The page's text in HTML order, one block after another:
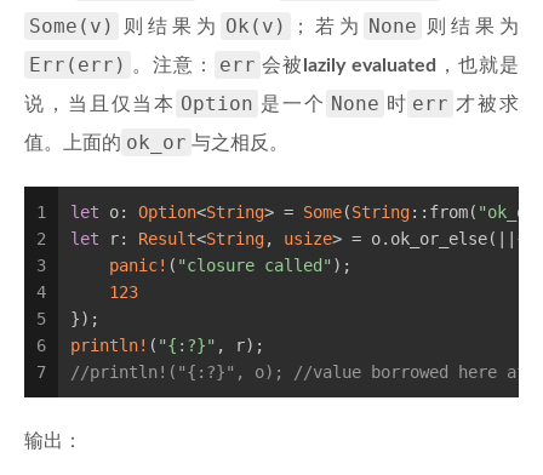
Some(v) 则结果为 Ok(v) ；若为 None 则结果为
Err(err) 。注意： err 会被 lazily evaluated
，也就是
说，当且仅当本 Option 是一个 None 时 err 才被求
值。上面的 ok_or 与之相反。
1
2
3
4
5
6
7
let o: Option<String> = Some(String::from(
let r: Result<String, usize> = o.ok_or_else(||{
panic! ( "closure called" );
123
});
println! ( "{:?}" , r);
//println!("{:?}", o); //value borrowed here
输出：